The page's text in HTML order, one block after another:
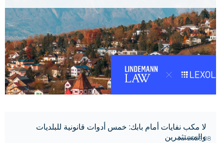
لا مكب نفايات أمام بابك: خمس أدوات قانونية للبلديات
والمستثمرين08 Jul 2026